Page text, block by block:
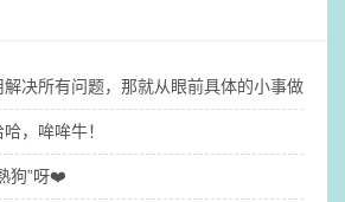
决所有问题，那就​从眼前具体的小事做起吧
，哞哞牛！
狗”呀❤️